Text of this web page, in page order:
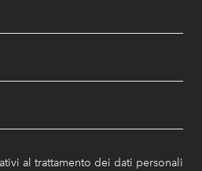
al trattamento dei dati personali